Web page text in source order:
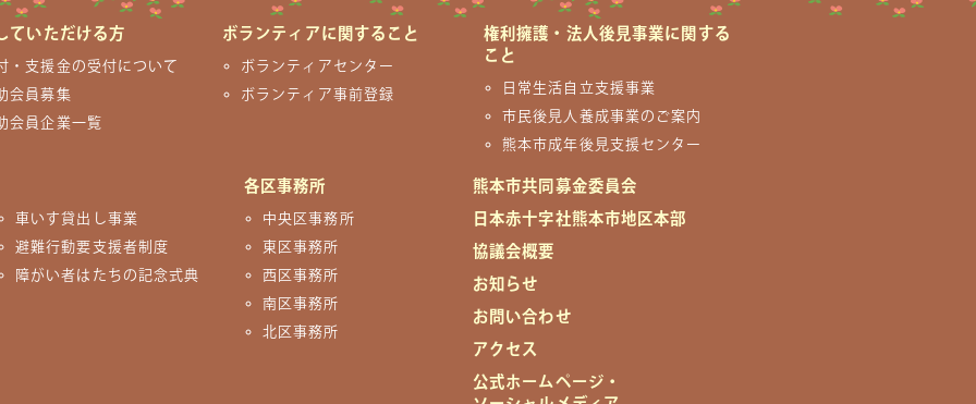
ていただける方
・支援金の受付について
会員募集
会員企業一覧
ボランティアに関すること
ボランティアセンター
ボランティア事前登録
権利擁護・法人後見事業に関する
こと
日常生活自立支援事業
市民後見人養成事業のご案内
熊本市成年後見支援センター
車いす貸出し事業
避難行動要支援者制度
障がい者はたちの記念式典
各区事務所
中央区事務所
東区事務所
西区事務所
南区事務所
北区事務所
熊本市共同募金委員会
日本赤十字社熊本市地区本部
協議会概要
お知らせ
お問い合わせ
アクセス
公式ホームページ・